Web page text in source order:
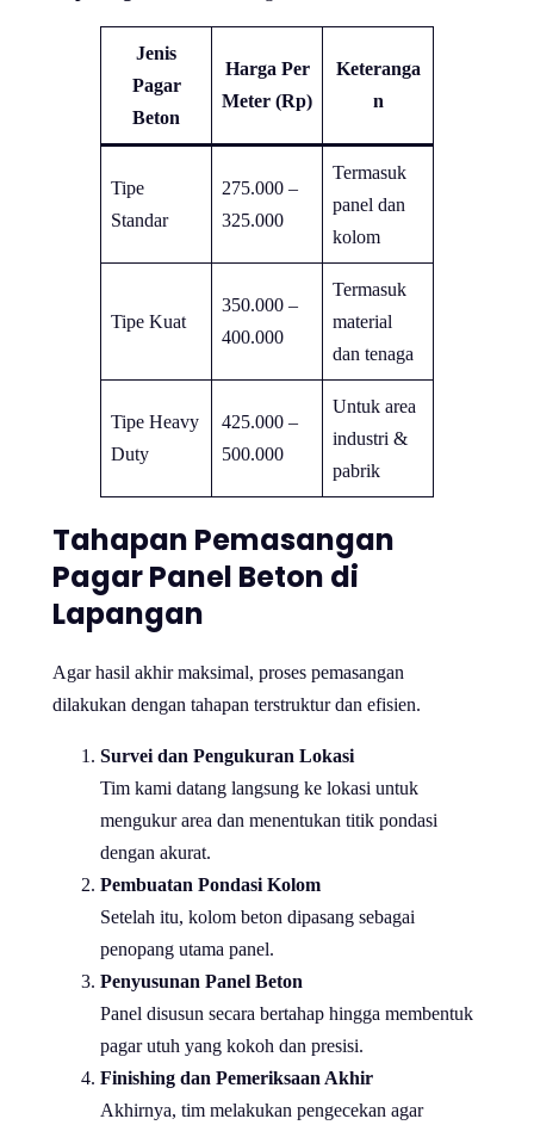
Jenis
Pagar
Beton
Harga Per
Meter (Rp)
Keteranga
n
Tipe
Standar
275.000 –
325.000
Termasuk
panel dan
kolom
Tipe Kuat
350.000 –
400.000
Termasuk
material
dan tenaga
Tipe Heavy
Duty
425.000 –
500.000
Untuk area
industri &
pabrik
Tahapan Pemasangan
Pagar Panel Beton di
Lapangan
Agar hasil akhir maksimal, proses pemasangan
dilakukan dengan tahapan terstruktur dan efisien.
Survei dan Pengukuran Lokasi
Tim kami datang langsung ke lokasi untuk
mengukur area dan menentukan titik pondasi
dengan akurat.
Pembuatan Pondasi Kolom
Setelah itu, kolom beton dipasang sebagai
penopang utama panel.
Penyusunan Panel Beton
Panel disusun secara bertahap hingga membentuk
pagar utuh yang kokoh dan presisi.
Finishing dan Pemeriksaan Akhir
Akhirnya, tim melakukan pengecekan agar